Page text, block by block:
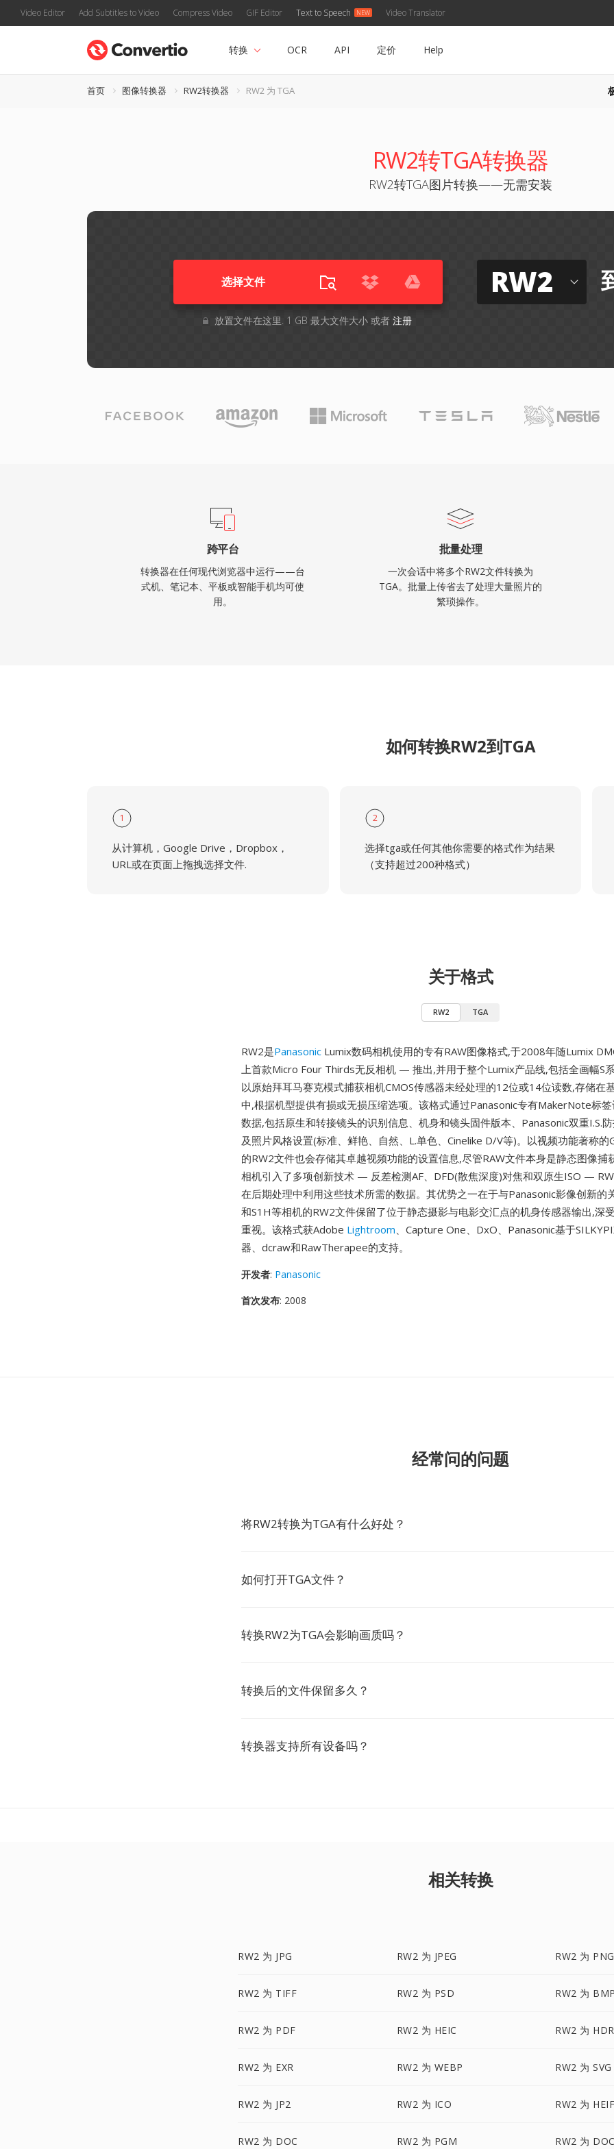
Video Editor Add Subtitles to Video Compress Video GIF Editor Text to Speech Video Translator
转换 OCR API 定价 Help
首页 图像转换器 RW2转换器 RW2 为 TGA
RW2转TGA转换器
RW2转TGA图片转换——无需安装
选择文件
放置文件在这里. 1 GB 最大文件大小 或者 注册
RW2
跨平台
转换器在任何现代浏览器中运行——台
式机、笔记本、平板或智能手机均可使
用。
批量处理
一次会话中将多个RW2文件转换为
TGA。批量上传省去了处理大量照片的
繁琐操作。
如何转换RW2到TGA
1
从计算机，Google Drive，Dropbox，
URL或在页面上拖拽选择文件.
2
选择tga或任何其他你需要的格式作为结果
（支持超过200种格式）
关于格式
RW2 TGA
RW2是Panasonic Lumix数码相机使用的专有RAW图像格式,于2008年随Lumix
上首款Micro Four Thirds无反相机 — 推出,并用于整个Lumix产品线,包括全画幅S
以原始拜耳马赛克模式捕获相机CMOS传感器未经处理的12位或14位读数,存储在
中,根据机型提供有损或无损压缩选项。该格式通过Panasonic专有MakerNote标
数据,包括原生和转接镜头的识别信息、机身和镜头固件版本、Panasonic双重I.S.
及照片风格设置(标准、鲜艳、自然、L.单色、Cinelike D/V等)。以视频功能著称的
的RW2文件也会存储其卓越视频功能的设置信息,尽管RAW文件本身是静态图像捕
相机引入了多项创新技术 — 反差检测AF、DFD(散焦深度)对焦和双原生ISO —
在后期处理中利用这些技术所需的数据。其优势之一在于与Panasonic影像创新的
和S1H等相机的RW2文件保留了位于静态摄影与电影交汇点的机身传感器输出,深
重视。该格式获Adobe Lightroom、Capture One、DxO、Panasonic基于
器、dcraw和RawTherapee的支持。
开发者: Panasonic
首次发布: 2008
经常问的问题
将RW2转换为TGA有什么好处？
如何打开TGA文件？
转换RW2为TGA会影响画质吗？
转换后的文件保留多久？
转换器支持所有设备吗？
相关转换
RW2 为 JPG RW2 为 JPEG RW2 为 PNG
RW2 为 TIFF RW2 为 PSD RW2 为 BMP
RW2 为 PDF RW2 为 HEIC RW2 为 HDR
RW2 为 EXR RW2 为 WEBP RW2 为 SVG
RW2 为 JP2 RW2 为 ICO RW2 为 HEIF
RW2 为 DOC RW2 为 PGM RW2 为